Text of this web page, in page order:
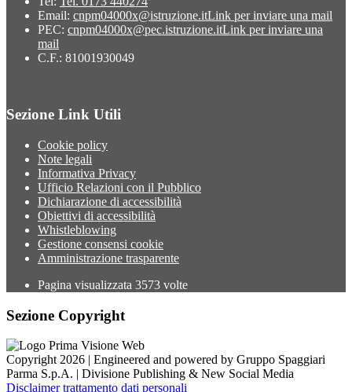
Email: cnpm04000x@istruzione.itLink per inviare una mail
PEC: cnpm04000x@pec.istruzione.itLink per inviare una
mail
C.F.: 81001930049
Sezione Link Utili
Cookie policy
Note legali
Informativa Privacy
Ufficio Relazioni con il Pubblico
Dichiarazione di accessibilità
Obiettivi di accessibilità
Whistleblowing
Gestione consensi cookie
Amministrazione trasparente
Pagina visualizzata 3573 volte
Sezione Copyright
Copyright 2026 | Engineered and powered by Gruppo Spaggiari
Parma S.p.A. | Divisione Publishing & New Social Media
Disclaimer trattamento dati personali